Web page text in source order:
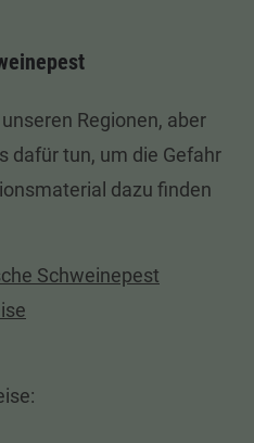
Regionen, aber
dafür tun, um die Gefahr
dazu finden
Schweinepest